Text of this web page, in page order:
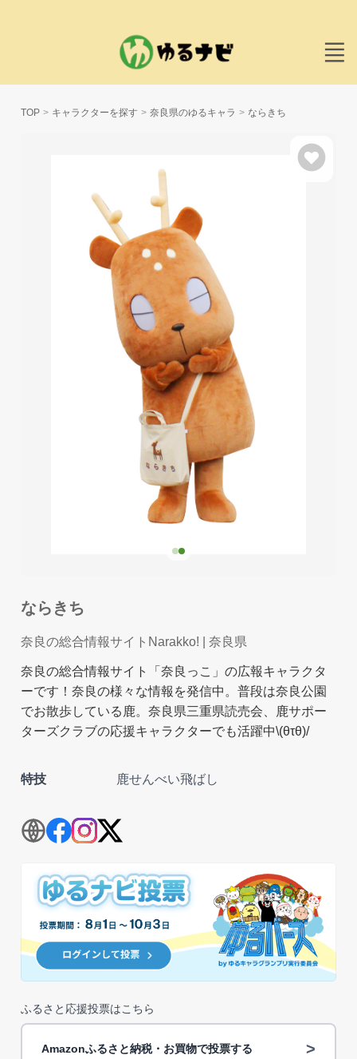
TOP キャラクターを探す 奈良県のゆるキャラ ならきち
ならきち
奈良の総合情報サイトNarakko! | 奈良県
奈良の総合情報サイト「奈良っこ」の広報キャラクタ
ーです！奈良の様々な情報を発信中。普段は奈良公園
でお散歩している鹿。奈良県三重県読売会、鹿サポー
ターズクラブの応援キャラクターでも活躍中\(θτθ)/
特技 鹿せんべい飛ばし
ふるさと応援投票はこちら
Amazonふるさと納税・お買物で投票する >